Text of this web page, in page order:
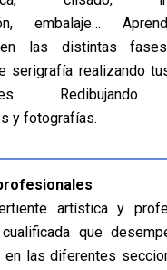
embalaje…
en las distintas
serigrafía realizando
Redibujando
y fotografías.
artística y
que
en las diferentes